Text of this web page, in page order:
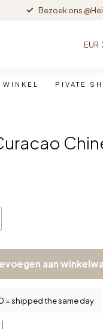
Bezoek ons
EUR
WINKEL PIVATE
aan
= shipped the same day